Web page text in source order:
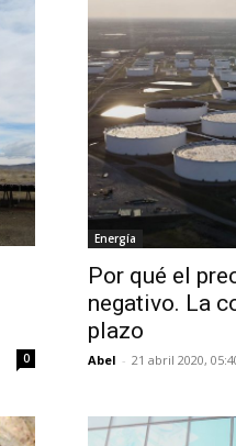
0
Energía
Por qué el
negativo. La
plazo
Abel - 21 abril 2020,